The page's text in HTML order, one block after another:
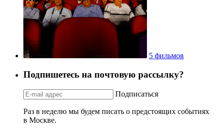
5 фильмов
Подпишетесь на почтовую рассылку?
Подписаться
Раз в неделю мы будем писать о предстоящих событиях
в Москве.